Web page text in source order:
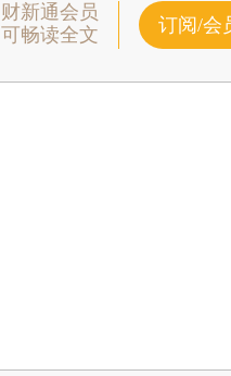
财新通会员
可畅读全文
订阅/会